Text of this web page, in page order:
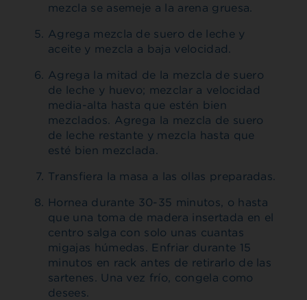
mezcla se asemeje a la arena gruesa.
Agrega mezcla de suero de leche y
aceite y mezcla a baja velocidad.
Agrega la mitad de la mezcla de suero
de leche y huevo; mezclar a velocidad
media-alta hasta que estén bien
mezclados. Agrega la mezcla de suero
de leche restante y mezcla hasta que
esté bien mezclada.
Transfiera la masa a las ollas preparadas.
Hornea durante 30-35 minutos, o hasta
que una toma de madera insertada en el
centro salga con solo unas cuantas
migajas húmedas. Enfriar durante 15
minutos en rack antes de retirarlo de las
sartenes. Una vez frío, congela como
desees.